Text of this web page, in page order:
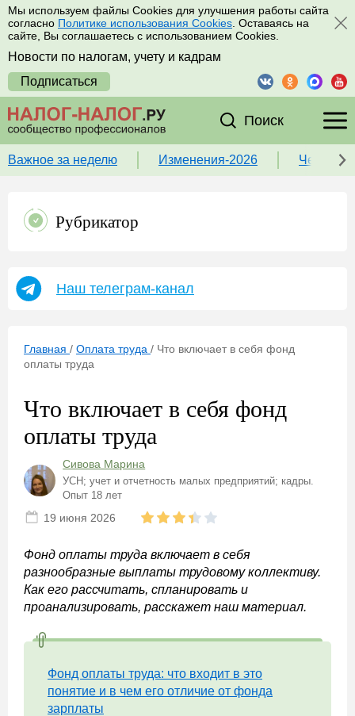
Мы используем файлы Cookies для улучшения работы сайта
согласно Политике использования Cookies . Оставаясь на
сайте, Вы соглашаетесь с использованием Cookies.
Новости по налогам, учету и кадрам
Подписаться
Поиск
Важное за неделю Изменения-2026 Чек-
Рубрикатор
Наш телеграм-канал
Главная / Оплата труда / Что включает в себя фонд
оплаты труда
Что включает в себя фонд
оплаты труда
Сивова Марина
УСН; учет и отчетность малых предприятий; кадры.
Опыт 18 лет
19 июня 2026
Фонд оплаты труда включает в себя
разнообразные выплаты трудовому коллективу.
Как его рассчитать, спланировать и
проанализировать, расскажет наш материал.
Фонд оплаты труда: что входит в это
понятие и в чем его отличие от фонда
зарплаты